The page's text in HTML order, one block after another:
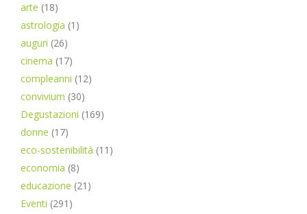
arte (18)
astrologia (1)
auguri (26)
cinema (17)
compleanni (12)
convivium (30)
Degustazioni (169)
donne (17)
eco-sostenibilità (11)
economia (8)
educazione (21)
Eventi (291)